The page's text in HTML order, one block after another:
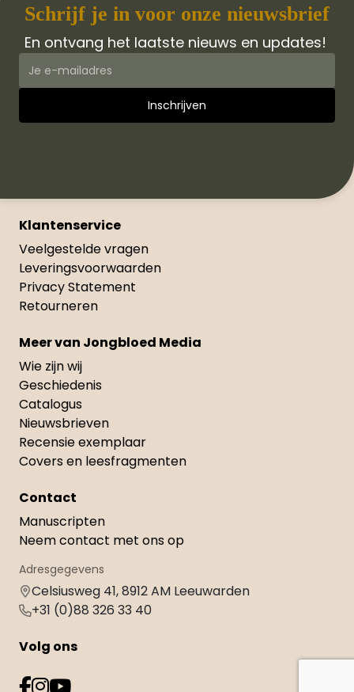
Schrijf je in voor onze nieuwsbrief
En ontvang het laatste nieuws en updates!
Klantenservice
Veelgestelde vragen
Leveringsvoorwaarden
Privacy Statement
Retourneren
Meer van Jongbloed Media
Wie zijn wij
Geschiedenis
Catalogus
Nieuwsbrieven
Recensie exemplaar
Covers en leesfragmenten
Contact
Manuscripten
Neem contact met ons op
Adresgegevens
Celsiusweg 41, 8912 AM Leeuwarden
+31 (0)88 326 33 40
Volg ons